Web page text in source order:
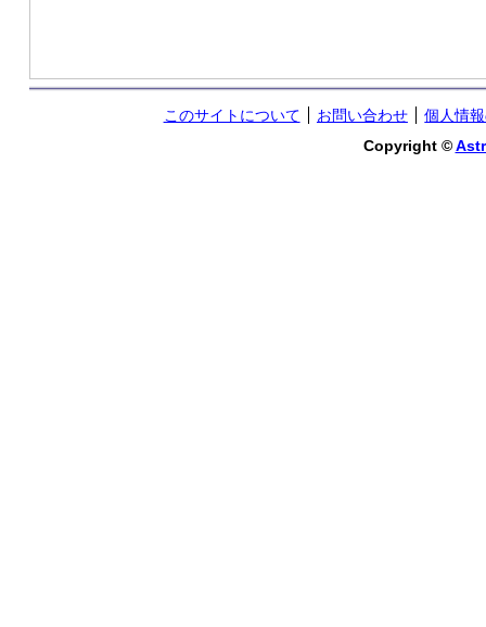
このサイトについて お問い合わせ
個人情
Copyright ©